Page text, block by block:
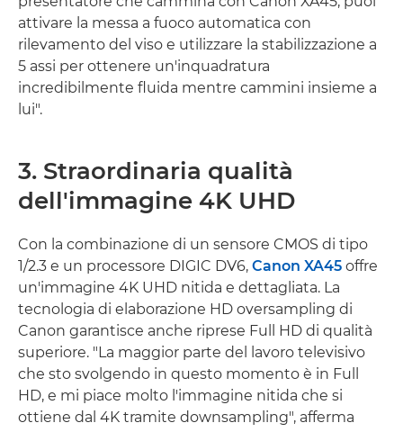
attivare la messa a fuoco automatica con
rilevamento del viso e utilizzare la stabilizzazione a
5 assi per ottenere un'inquadratura
incredibilmente fluida mentre cammini insieme a
lui".
3. Straordinaria qualità
dell'immagine 4K UHD
Con la combinazione di un sensore CMOS di tipo
1/2.3 e un processore DIGIC DV6, Canon XA45 offre
un'immagine 4K UHD nitida e dettagliata. La
tecnologia di elaborazione HD oversampling di
Canon garantisce anche riprese Full HD di qualità
superiore. "La maggior parte del lavoro televisivo
che sto svolgendo in questo momento è in Full
HD, e mi piace molto l'immagine nitida che si
ottiene dal 4K tramite downsampling", afferma